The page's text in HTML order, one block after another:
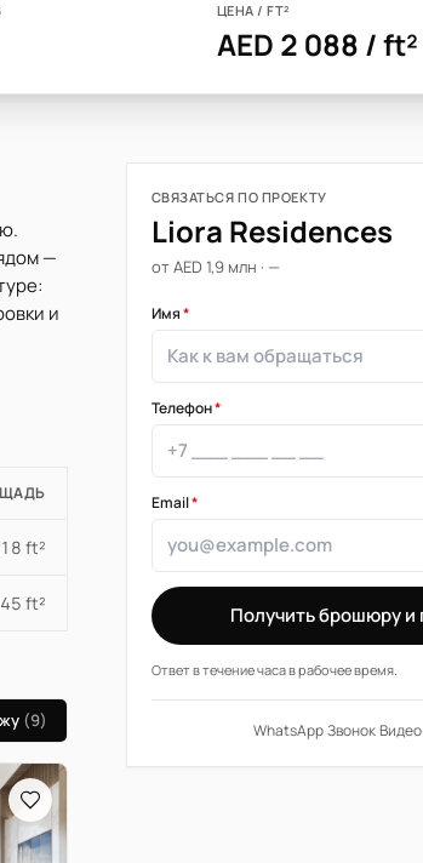
ЦЕНА / FT²
AED 2 088 / ft²
—
и
ft²
ft²
(9)
СВЯЗАТЬСЯ ПО ПРОЕКТУ
Liora Residences
от AED 1,9 млн · —
Имя*
Телефон*
Email*
Получить брошюру и
Ответ в течение часа в рабочее время.
WhatsApp·Звонок·